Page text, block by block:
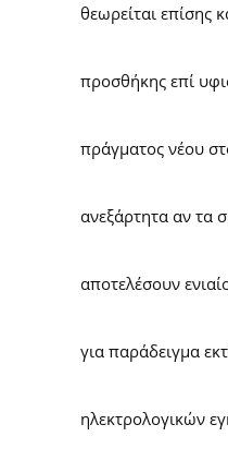
θεωρείται επίσης
προσθήκης επί
πράγματος νέου
ανεξάρτητα αν τα
αποτελέσουν
για παράδειγμα
ηλεκτρολογικών